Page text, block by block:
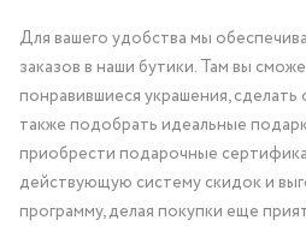
Для вашего удобства мы
заказов в наши бутики. Там вы
понравившиеся украшения,
также подобрать идеальные
приобрести подарочные
действующую систему скидок и
программу, делая покупки еще